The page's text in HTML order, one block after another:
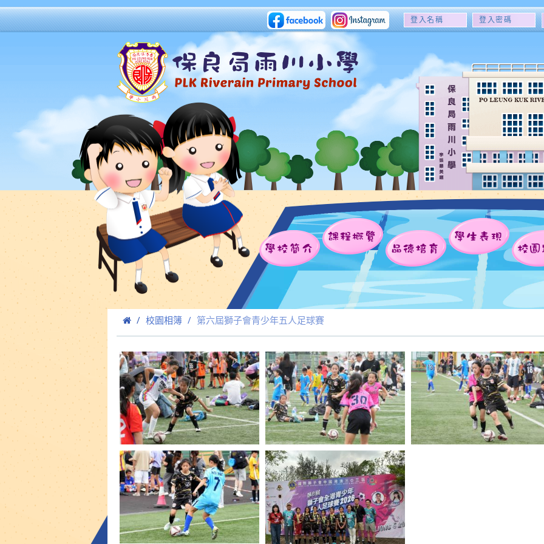
登
名
稱
登
密
碼
學校簡介
課程概覽
品德培育
學生表現
校
校園相簿 第六屆獅子會青少年五人足球賽